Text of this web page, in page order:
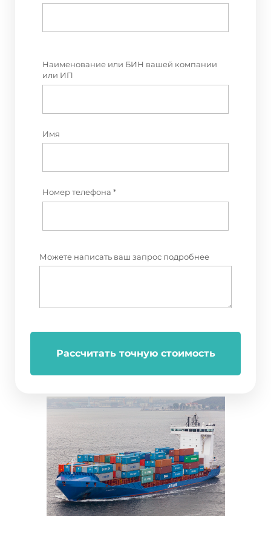
Наименование или БИН вашей компании
или ИП
Имя
Номер телефона *
Можете написать ваш запрос подробнее
Рассчитать точную стоимость